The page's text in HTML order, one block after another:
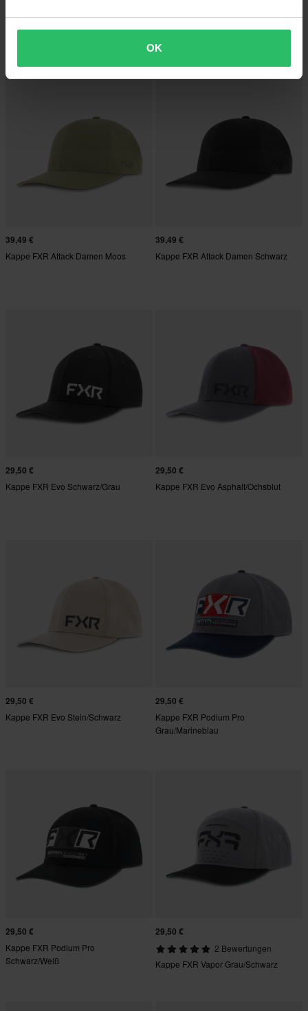
OK
39,49 €
Kappe FXR Attack Damen Moos
39,49 €
Kappe FXR Attack Damen Schwarz
29,50 €
Kappe FXR Evo Schwarz/Grau
29,50 €
Kappe FXR Evo Asphalt/Ochsblut
29,50 €
Kappe FXR Evo Stein/Schwarz
29,50 €
Kappe FXR Podium Pro
Grau/Marineblau
29,50 €
Kappe FXR Podium Pro
Schwarz/Weiß
29,50 €
2 Bewertungen
Kappe FXR Vapor Grau/Schwarz